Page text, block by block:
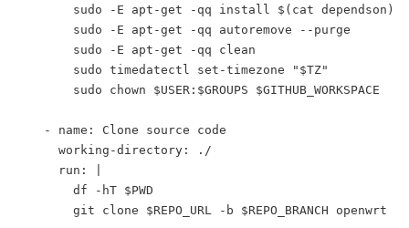
        sudo -E apt-get -qq install $(cat dependson)
        sudo -E apt-get -qq autoremove --purge
        sudo -E apt-get -qq clean
        sudo timedatectl set-timezone "$TZ"
        sudo chown $USER:$GROUPS $GITHUB_WORKSPACE
    - name: Clone source code
      working-directory: ./
      run: |
        df -hT $PWD
        git clone $REPO_URL -b $REPO_BRANCH openwrt